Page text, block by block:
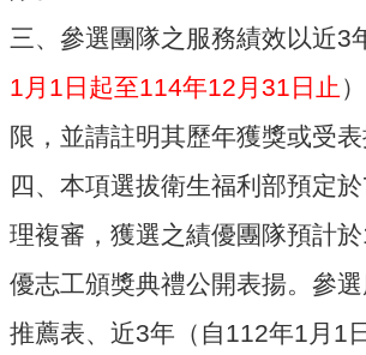
載
工
募
互
園
地
網
三、參選團隊之服務績效以近3
1月1日起至114年12月31日止
限，並請註明其歷年獲獎或受表
四、本項選拔衛生福利部預定
理複審，獲選之績優團隊預計
優志工頒獎典禮公開表揚。參
推薦表、近3年（自112年1月1